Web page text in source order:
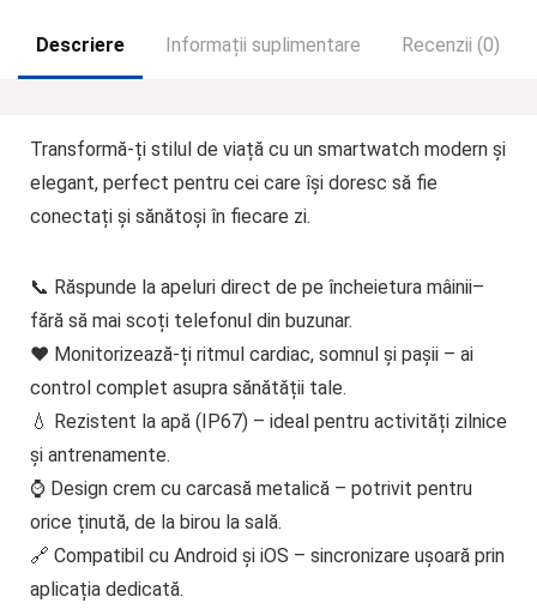
Descriere Informații suplimentare Recenzii (0)
Transformă-ți stilul de viață cu un smartwatch modern și
elegant, perfect pentru cei care își doresc să fie
conectați și sănătoși în fiecare zi.
📞 Răspunde la apeluri direct de pe încheietura mâinii–
fără să mai scoți telefonul din buzunar.
❤️ Monitorizează-ți ritmul cardiac, somnul și pașii– ai
control complet asupra sănătății tale.
💧
Rezistent la apă (IP67)– ideal pentru activități zilnice
și antrenamente.
⌚ Design crem cu carcasă metalică– potrivit pentru
orice ținută, de la birou la sală.
🔗 Compatibil cu Android și iOS – sincronizare ușoară prin
aplicația dedicată.